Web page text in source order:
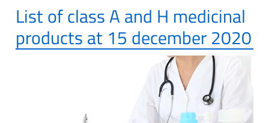
List of class A and H medicinal
products at 15 december 2020